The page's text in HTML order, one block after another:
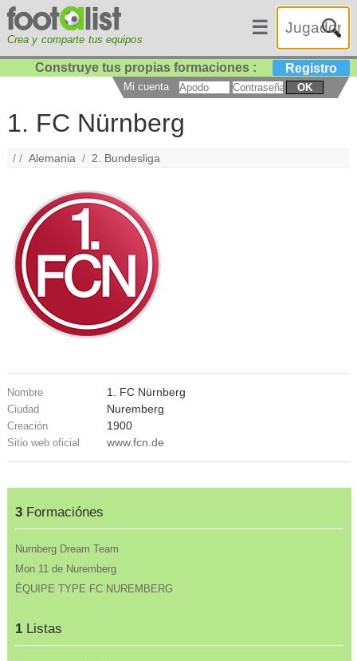
Crea y comparte tus equipos
☰
Construye tus propias formaciones : Registro
Mi cuenta OK
1. FC Nürnberg
/ /Alemania / 2. Bundesliga
Nombre 1. FC Nürnberg
Ciudad Nuremberg
Creación 1900
Sitio web oficial www.fcn.de
3Formaciónes
Nurnberg Dream Team
Mon 11 de Nuremberg
ÉQUIPE TYPE FC NUREMBERG
1Listas